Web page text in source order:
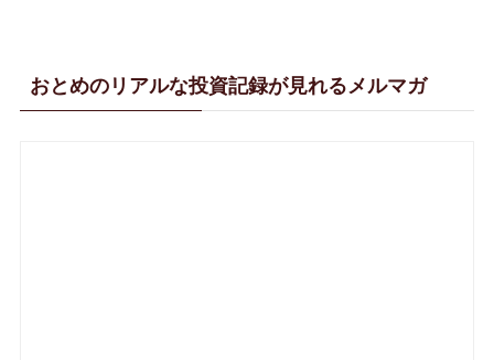
おとめのリアルな投資記録が見れるメルマガ